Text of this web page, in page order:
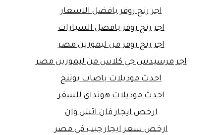
اجر رنج روفر بافضل الاسعار
اجر رنج روفر بافضل السيارات
اجر رنج روفر من ليموزين مصر
اجر مرسيدس جي كلاس من ليموزين مصر
احدث موديلات باصات يوتنج
احدث موديلات هونداي للسفر
ارخص ايجار فان اتش وان
ارخص سعر ايجار جيب في مصر